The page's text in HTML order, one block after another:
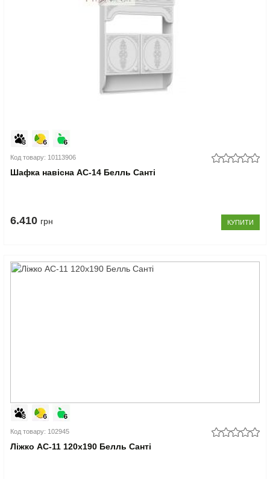
Код товару: 10113906
Шафка навісна АС-14 Белль Санті
6.410 грн КУПИТИ
Код товару: 102945
Ліжко АС-11 120x190 Белль Санті